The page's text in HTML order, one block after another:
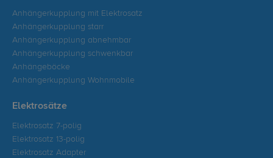
Anhängerkupplung mit Elektrosatz
Anhängerkupplung starr
Anhängerkupplung abnehmbar
Anhängerkupplung schwenkbar
Anhängeböcke
Anhängerkupplung Wohnmobile
Elektrosätze
Elektrosatz 7-polig
Elektrosatz 13-polig
Elektrosatz Adapter